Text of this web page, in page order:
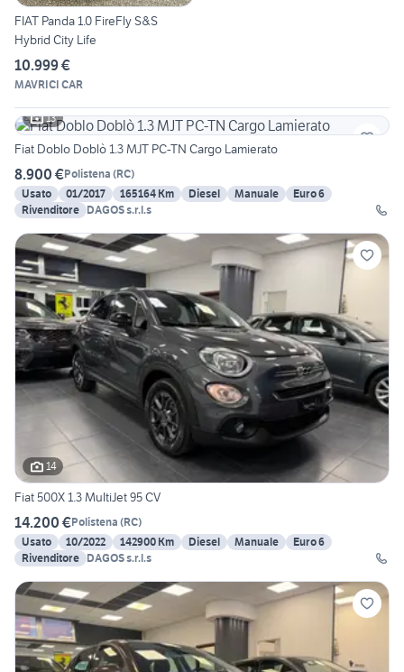
FIAT Panda 1.0 FireFly S&S
Hybrid City Life
10.999 €
MAVRICI CAR
13
Fiat Doblo Doblò 1.3 MJT PC-TN Cargo Lamierato
8.900 €Polistena (RC)
Usato
01/2017 165164 Km Diesel Manuale
Euro 6
Rivenditore DAGOS s.r.l.s
14
Fiat 500X 1.3 MultiJet 95 CV
14.200 €Polistena (RC)
Usato
10/2022 142900 Km Diesel Manuale
Euro 6
Rivenditore DAGOS s.r.l.s